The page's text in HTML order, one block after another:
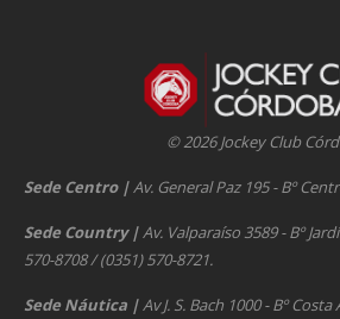
© 2026 Jockey Club
Sede Centro | Av. General Paz 195 - Bº
Sede Country | Av. Valparaíso 3589 - Bº
570-8708 / (0351) 570-8721.
Sede Náutica | Av J. S. Bach 1000 - Bº